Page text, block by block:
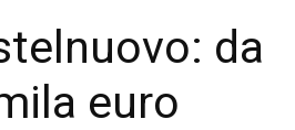
Voce
da
euro